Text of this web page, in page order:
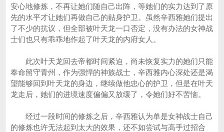
安心地修炼，不再让她们随自己出阵，等她们的实力达到了原
先的水平才让她们再做自己的贴身护卫。虽然辛西雅她们提出
了不少的抗议，但全部被叶天龙一口否定，没有办法的女神战
士们也只有乖乖地作起了叶天龙的内府女人。
此次叶天龙回去帝都时间紧迫，尚未恢复实力的她们只能
奉命留守青州，作为强悍的神族战士，辛西雅内心深处还是渴
望能够回到叶天龙的身边，继续做他忠心的护卫，但是在叶天
龙走后，她们的进境速度偏偏又放缓了，令她们好不苦恼。
经过一段时间的修炼之后，辛西雅认为单是女神战士自己
的修炼也许无法起到太大的效果，还不如尝试与高手过招合